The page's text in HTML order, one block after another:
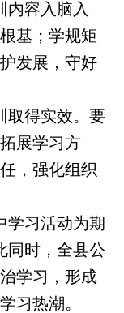
容入脑入
基；学规矩
发展，守好
得实效。要
展学习方
，强化组织
习活动为期
同时，全县公
学习，形成
习热潮。